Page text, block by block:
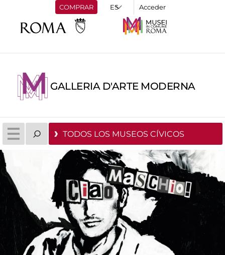
COMPRAR Acceder
GALLERIA D'ARTE MODERNA
TODOS LOS MUSEOS CÍVICOS